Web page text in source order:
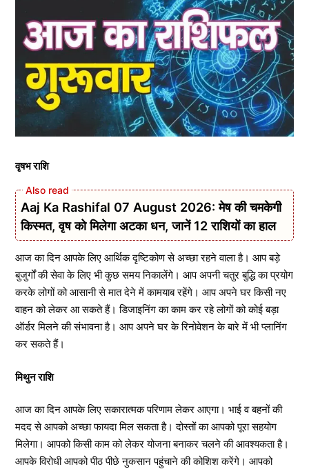
वृषभ राशि
Aaj Ka Rashifal 07 August 2026: मेष की चमकेगी
किस्मत, वृष को मिलेगा अटका धन, जानें 12 राशियों का हाल
आज का दिन आपके लिए आर्थिक दृष्टिकोण से अच्छा रहने वाला है। आप बड़े
बुजुर्गों की सेवा के लिए भी कुछ समय निकालेंगे। आप अपनी चतुर बुद्धि का प्रयोग
करके लोगों को आसानी से मात देने में कामयाब रहेंगे। आप अपने घर किसी नए
वाहन को लेकर आ सकते हैं। डिजाइनिंग का काम कर रहे लोगों को कोई बड़ा
ऑर्डर मिलने की संभावना है। आप अपने घर के रिनोवेशन के बारे में भी प्लानिंग
कर सकते हैं।
मिथुन राशि
आज का दिन आपके लिए सकारात्मक परिणाम लेकर आएगा। भाई व बहनों की
मदद से आपको अच्छा फायदा मिल सकता है। दोस्तों का आपको पूरा सहयोग
मिलेगा। आपको किसी काम को लेकर योजना बनाकर चलने की आवश्यकता है।
आपके विरोधी आपको पीठ पीछे नुकसान पहुंचाने की कोशिश करेंगे। आपको